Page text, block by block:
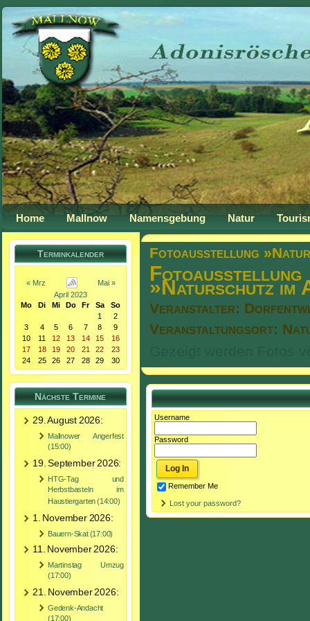
Home Mallnow Namensgebung Natur
Terminkalender
« Mrz
Mai »
April 2023
Mo
Di Mi Do Fr Sa
So
1
2
3
4 5 6 7 8
9
10
11 12 13 14 15
16
17
18 19 20 21 22
23
24
25 26 27 28 29 30
Nächste Termine
29. August 2026:
Mallnower Angerfest
(15:00)
19. September 2026:
HTG-Tag und
Herbstbasteln im
Haustiergarten (14:00)
1. November 2026:
Bauern-Skat (17:00)
11. November 2026:
Martinstag Umzug
(17:00)
21. November 2026:
Gedenk-Andacht
Fotoausstellung
Fotoausstellung
»Naturschutz im
Veranstalter:
Veranstaltungsort:
Username
Password
Remember Me
Lost your password?